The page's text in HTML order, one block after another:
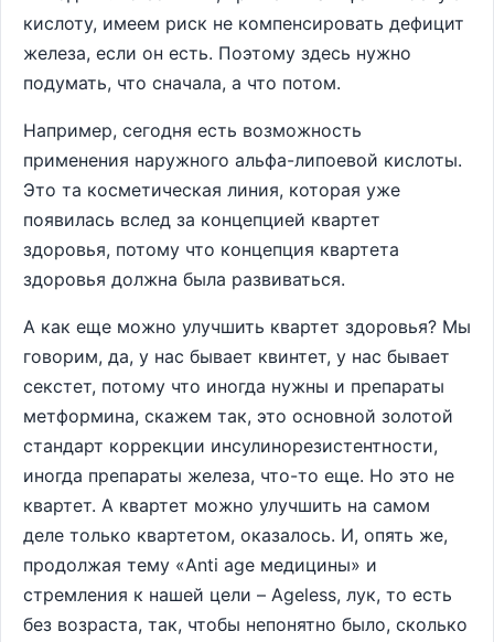
кислоту, имеем риск не компенсировать дефицит
железа, если он есть. Поэтому здесь нужно
подумать, что сначала, а что потом.
Например, сегодня есть возможность
применения наружного альфа-липоевой кислоты.
Это та косметическая линия, которая уже
появилась вслед за концепцией квартет
здоровья, потому что концепция квартета
здоровья должна была развиваться.
А как еще можно улучшить квартет здоровья? Мы
говорим, да, у нас бывает квинтет, у нас бывает
секстет, потому что иногда нужны и препараты
метформина, скажем так, это основной золотой
стандарт коррекции инсулинорезистентности,
иногда препараты железа, что-то еще. Но это не
квартет. А квартет можно улучшить на самом
деле только квартетом, оказалось. И, опять же,
продолжая тему «Anti age медицины» и
стремления к нашей цели – Ageless, лук, то есть
без возраста, так, чтобы непонятно было, сколько